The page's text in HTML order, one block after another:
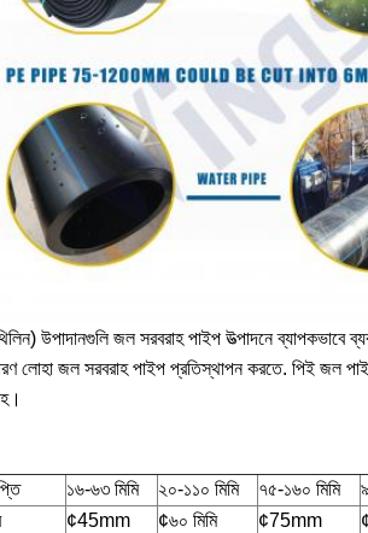
উপাদানগুলি জল সরবরাহ পাইপ উত্পাদনে
লোহা জল সরবরাহ পাইপ প্রতিস্থাপন করতে. পিই জল
১৬-৬৩ মিমি ২০-১১০ মিমি ৭৫-১৬০ মিমি
¢45mm ¢৬০ মিমি ¢75mm